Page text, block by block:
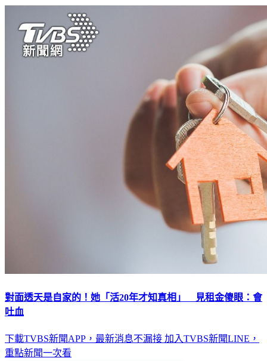
對面透天是自家的！她「活20年才知真相」 見租金傻眼：會
吐血
下載TVBS新聞APP，最新消息不漏接 加入TVBS新聞LINE，
重點新聞一次看